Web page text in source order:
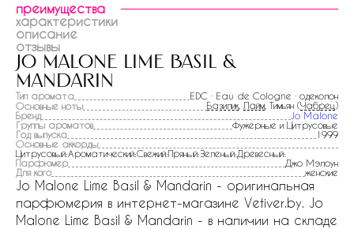
преимущества
характеристики
описание
отзывы
jo malone lime basil &
mandarin
Тип аромата
EDC · Eau de Cologne · одеколон
Основные ноты
Базилик Лайм , Тимьян (Чабрец)
Бренд
Jo Malone
Группы ароматов
Фужерные и Цитрусовые
Год выпуска
1999
Основные аккорды
Цитрусовый:Ароматический:Свежий:Пряный:Зеленый:Древесный:
Парфюмер
Джо Мэлоун
Для кого
женские
Jo Malone Lime Basil & Mandarin - оригинальная
парфюмерия в интернет-магазине Vetiver.by. Jo
Malone Lime Basil & Mandarin - в наличии на складе